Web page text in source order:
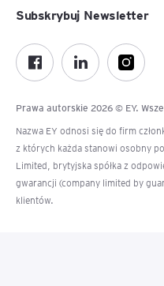
Prawa autorskie 2026 © EY.
Nazwa EY odnosi się do firm
z których każda stanowi osobny
Limited, brytyjska spółka z
gwarancji (company limited by
klientów.
Subskrybuj Newsletter